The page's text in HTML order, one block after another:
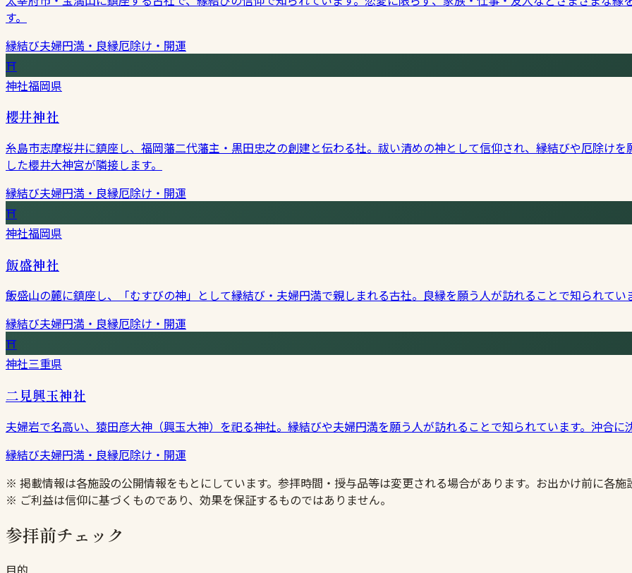
す。
縁結び夫婦円満・良縁厄除け・開運
⛩
神社福岡県
櫻井神社
糸島市志摩桜井に鎮座し、福岡藩二代藩主・黒田忠之の創建と伝わる社。祓い清めの神として信仰され、縁結びや厄除け
した櫻井大神宮が隣接します。
縁結び夫婦円満・良縁厄除け・開運
⛩
神社福岡県
飯盛神社
飯盛山の麓に鎮座し、「むすびの神」として縁結び・夫婦円満で親しまれる古社。良縁を願う人が訪れることで知られてい
縁結び夫婦円満・良縁厄除け・開運
⛩
神社三重県
二見興玉神社
夫婦岩で名高い、猿田彦大神（興玉大神）を祀る神社。縁結びや夫婦円満を願う人が訪れることで知られています。沖合
縁結び夫婦円満・良縁厄除け・開運
※ 掲載情報は各施設の公開情報をもとにしています。参拝時間・授与品等は変更される場合があります。お出かけ前に各
※ ご利益は信仰に基づくものであり、効果を保証するものではありません。
参拝前チェック
目的